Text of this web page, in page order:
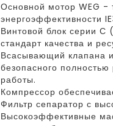
Основной мотор WEG -
энергоэффективности
Винтовой блок серии
стандарт качества и
Всасывающий клапана
безопасного
работы.
Компрессор
Фильтр сепаратор с
Высокоэффективные